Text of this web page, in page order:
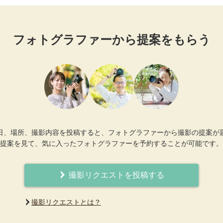
フォトグラファーから提案をもらう
、場所、撮影内容を投稿すると、フォトグラファーから撮影の提案が
提案を見て、気に入ったフォトグラファーを予約することが可能です。
撮影リクエストを投稿する
撮影リクエストとは？